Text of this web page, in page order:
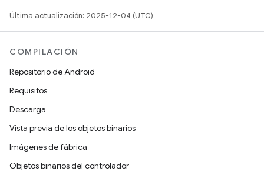
Última actualización: 2025-12-04 (UTC)
COMPILACIÓN
Repositorio de Android
Requisitos
Descarga
Vista previa de los objetos binarios
Imágenes de fábrica
Objetos binarios del controlador